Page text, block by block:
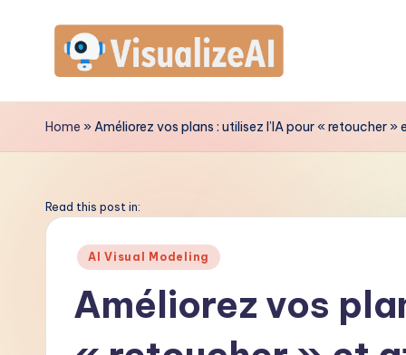
contentV
is
a
Home »Améliorez vos plans : utilisez l’IA pour « retoucher
Read this post in:
Posted
AI Visual Modeling
Améliorez vos